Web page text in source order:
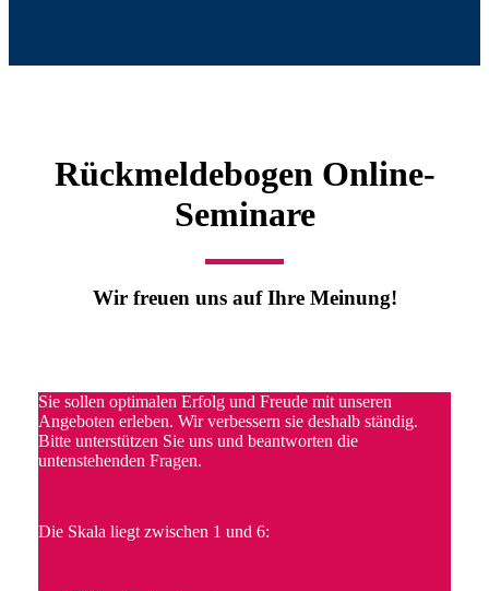
Rückmeldebogen Online-
Seminare
Wir freuen uns auf Ihre Meinung!
Sie sollen optimalen Erfolg und Freude mit unseren
Angeboten erleben. Wir verbessern sie deshalb ständig.
Bitte unterstützen Sie uns und beantworten die
untenstehenden Fragen.
Die Skala liegt zwischen 1 und 6: